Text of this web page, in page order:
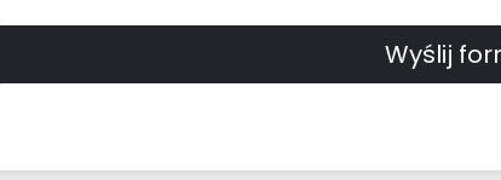
Wyślij